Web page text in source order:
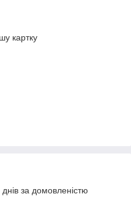
картку
за домовленістю